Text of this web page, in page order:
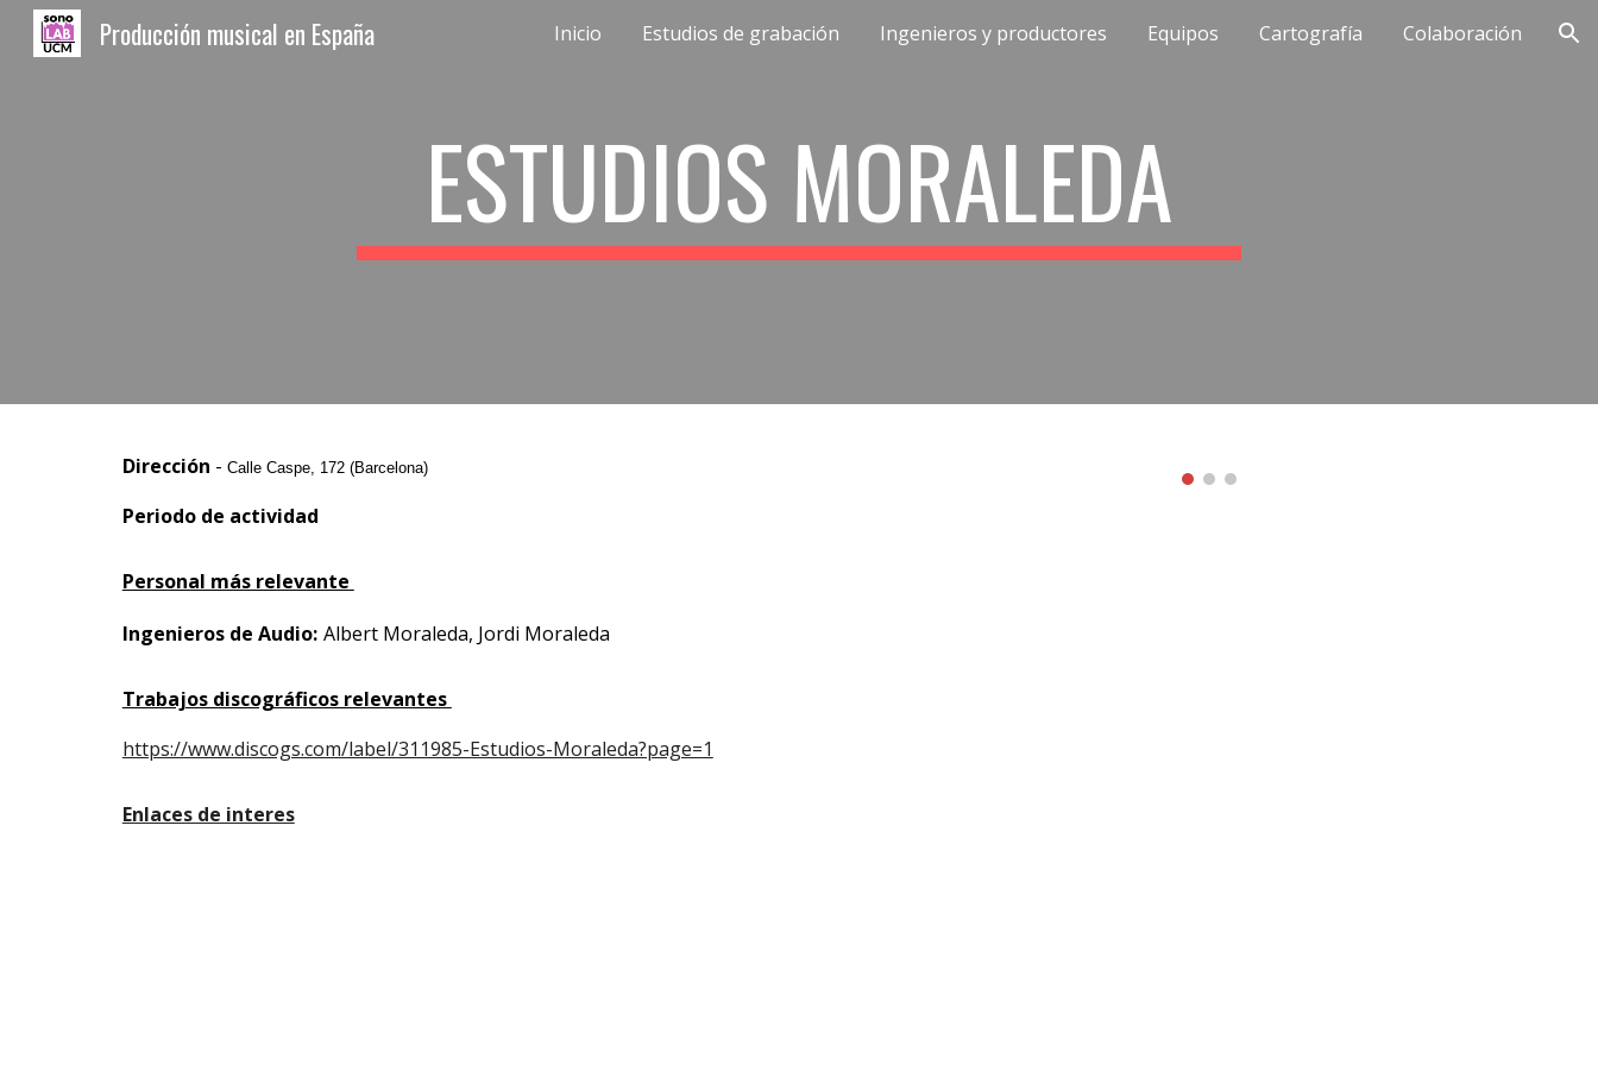
Skip to main content Skip to navigation
Producción musical en España Inicio Estudios de grabación Ingenieros y productores Equipos Cartografía Colaboración
ESTUDIOS MORALEDA
Dirección - Calle Caspe, 172 (Barcelona)
Periodo de actividad
Personal más relevante
Ingenieros de Audio: Albert Moraleda, Jordi Moraleda
Trabajos discográficos relevantes
https://www.discogs.com/label/311985-Estudios-Moraleda?page=1
Enlaces de interes